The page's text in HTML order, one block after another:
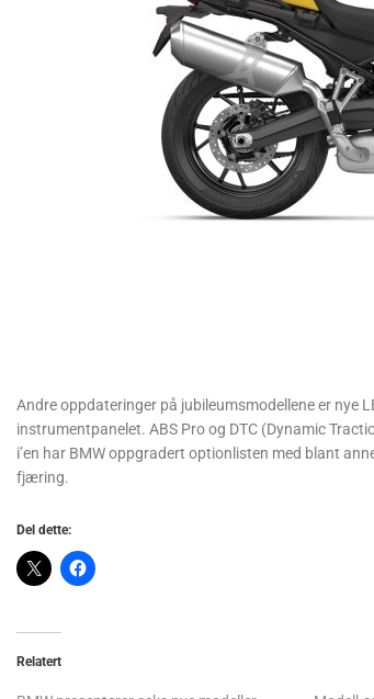
Andre oppdateringer på jubileumsmodellene er nye
instrumentpanelet. ABS Pro og DTC (Dynamic
i’en har BMW oppgradert optionlisten med blant
fjæring.
Del dette:
Relatert